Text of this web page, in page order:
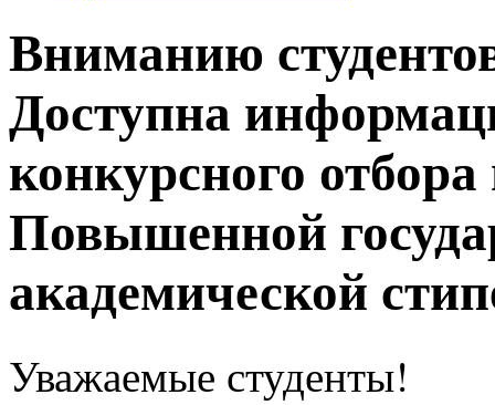
Вниманию
Доступна
конкурсного
Повышенной
академической
Уважаемые студенты!